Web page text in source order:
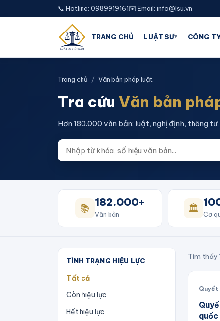
📞 Hotline: 0989919161✉️ Email: info@lsu.vn
TRANG CHỦ LUẬT SƯ▾ CÔNG
Trang chủ / Văn bản pháp luật
Tra cứu Văn bản
Hơn 180.000 văn bản: luật, nghị định, thông
📚 182.000+
Văn bản 🏛️ Cơ
TÌNH TRẠNG HIỆU LỰC
Tất cả
Còn hiệu lực
Hết hiệu lực
Tìm thấy
Quyết
quốc